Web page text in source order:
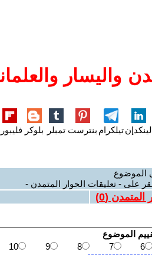
واليسار
لينكدإنتيلكرام بنترست تمبلر بلوكر
الموضوع
على - تعليقات الحوار المتمدن -
المتمدن (0
)